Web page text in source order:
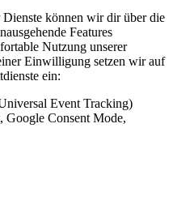
können wir dir über die
Features
Nutzung unserer
Einwilligung setzen wir auf
ein:
Event Tracking)
Google Consent Mode,